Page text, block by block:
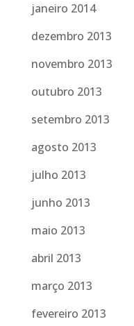
janeiro 2014
dezembro 2013
novembro 2013
outubro 2013
setembro 2013
agosto 2013
julho 2013
junho 2013
maio 2013
abril 2013
março 2013
fevereiro 2013